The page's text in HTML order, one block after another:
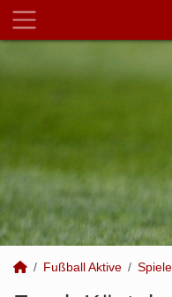
Fußball Aktive